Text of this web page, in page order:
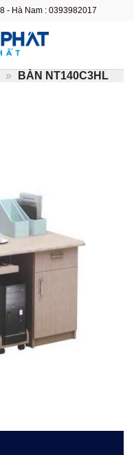
- Hà Nam : 0393982017
» BÀN NT140C3HL